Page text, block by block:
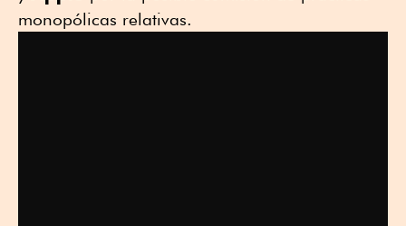
monopólicas relativas.